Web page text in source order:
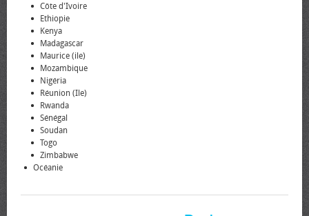
Côte d'Ivoire
Ethiopie
Kenya
Madagascar
Maurice (ile)
Mozambique
Nigéria
Réunion (Ile)
Rwanda
Sénégal
Soudan
Togo
Zimbabwe
Océanie